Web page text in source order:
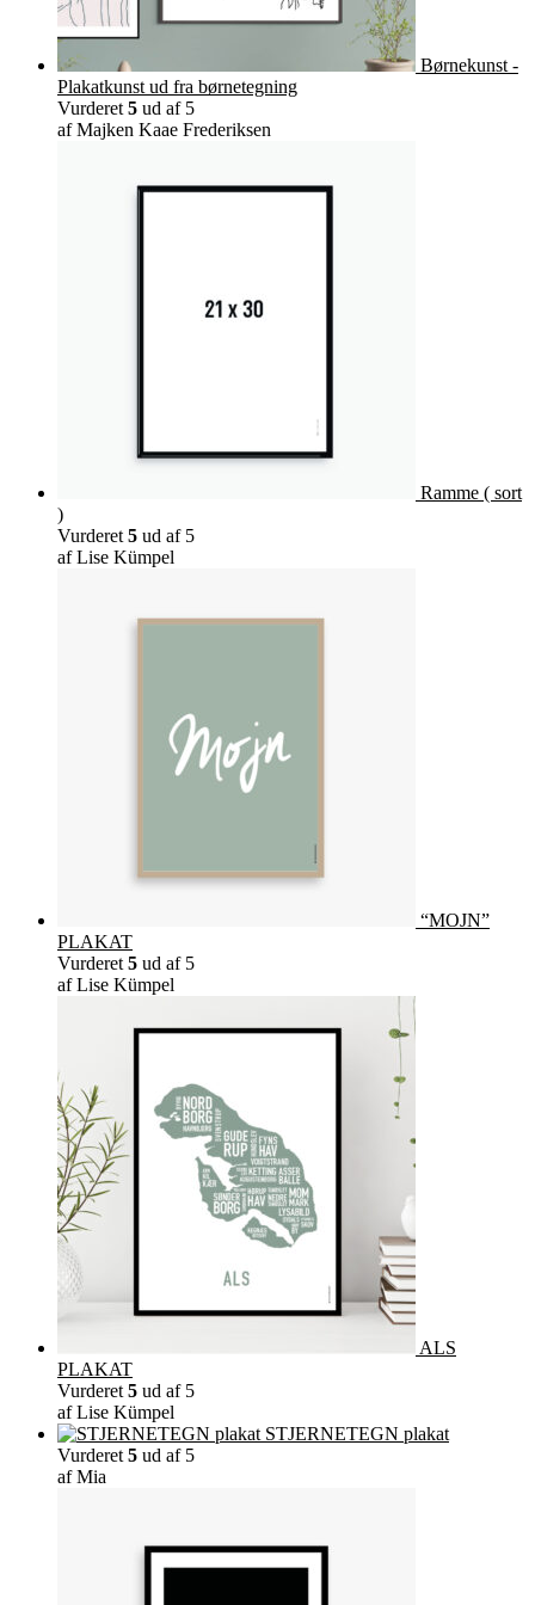
Børnekunst -
Plakatkunst ud fra børnetegning
Vurderet 5 ud af 5
af Majken Kaae Frederiksen
Ramme ( sort
)
Vurderet 5 ud af 5
af Lise Kümpel
“MOJN”
PLAKAT
Vurderet 5 ud af 5
af Lise Kümpel
ALS
PLAKAT
Vurderet 5 ud af 5
af Lise Kümpel
STJERNETEGN plakat
Vurderet 5 ud af 5
af Mia